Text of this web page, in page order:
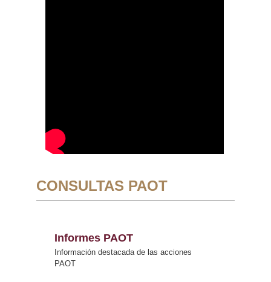
CONSULTAS PAOT
Informes PAOT
Información destacada de las acciones
PAOT